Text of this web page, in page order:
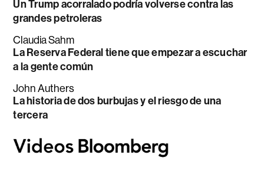
Un Trump acorralado podría volverse contra las
grandes petroleras
Claudia Sahm
La Reserva Federal tiene que empezar a escuchar
a la gente común
John Authers
La historia de dos burbujas y el riesgo de una
tercera